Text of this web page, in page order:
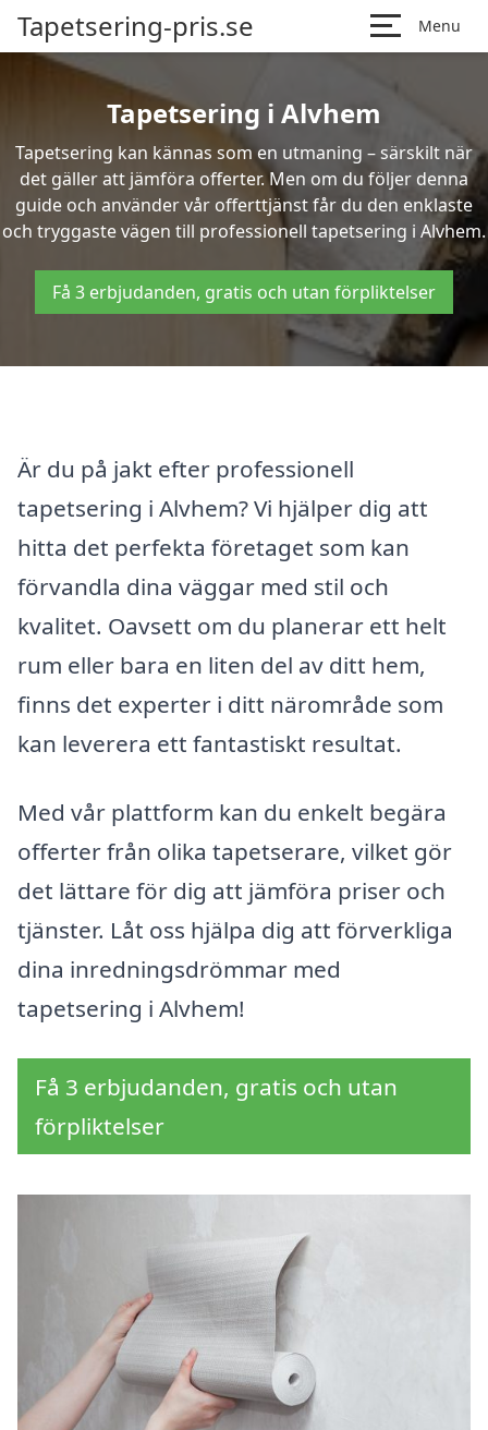
Tapetsering-pris.se Menu
Tapetsering i Alvhem
Tapetsering kan kännas som en utmaning – särskilt när
det gäller att jämföra offerter. Men om du följer denna
guide och använder vår offerttjänst får du den enklaste
och tryggaste vägen till professionell tapetsering i Alvhem.
Få 3 erbjudanden, gratis och utan förpliktelser
Är du på jakt efter professionell
tapetsering i Alvhem? Vi hjälper dig att
hitta det perfekta företaget som kan
förvandla dina väggar med stil och
kvalitet. Oavsett om du planerar ett helt
rum eller bara en liten del av ditt hem,
finns det experter i ditt närområde som
kan leverera ett fantastiskt resultat.
Med vår plattform kan du enkelt begära
offerter från olika tapetserare, vilket gör
det lättare för dig att jämföra priser och
tjänster. Låt oss hjälpa dig att förverkliga
dina inredningsdrömmar med
tapetsering i Alvhem!
Få 3 erbjudanden, gratis och utan
förpliktelser